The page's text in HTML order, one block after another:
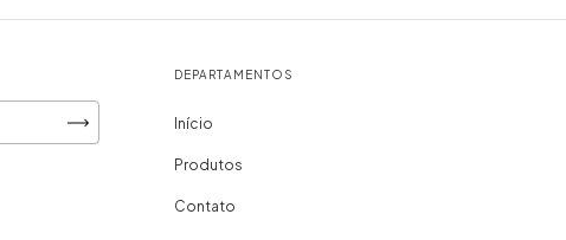
DEPARTAMENTOS
Início
Produtos
Contato